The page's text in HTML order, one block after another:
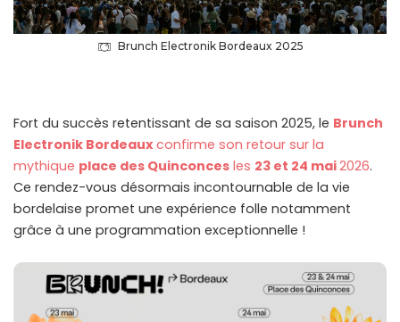
Brunch Electronik Bordeaux 2025
Fort du succès retentissant de sa saison 2025, le Brunch
Electronik Bordeaux confirme son retour sur la
mythique place des Quinconces les 23 et 24 mai2026.
Ce rendez-vous désormais incontournable de la vie
bordelaise promet une expérience folle notamment
grâce à une programmation exceptionnelle !